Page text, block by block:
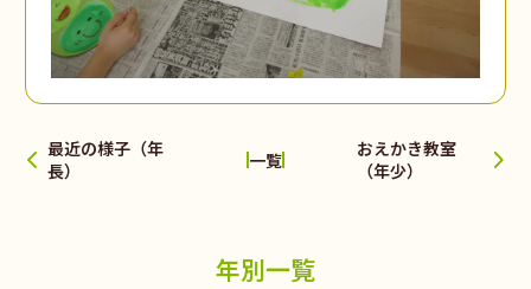
最近の様子（年
長）
一覧
おえかき教室
（年少）
年別一覧